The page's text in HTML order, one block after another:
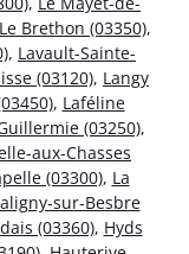
Le Brethon (03350),
, Lavault-Sainte-
(03120), Langy
, Laféline
(03250),
aux-Chasses
(03300), La
sur-Besbre
(03360), Hyds